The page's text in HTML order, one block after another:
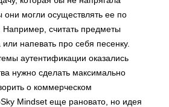
они могли осуществлять ее по
Например, считать предметы
напевать про себя песенку.
аутентификации оказались
нужно сделать максимально
о коммерческом
Mindset еще рановато, но идея